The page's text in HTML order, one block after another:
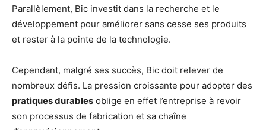
Parallèlement, Bic investit dans la recherche et le
développement pour améliorer sans cesse ses produits
et rester à la pointe de la technologie.
Cependant, malgré ses succès, Bic doit relever de
nombreux défis. La pression croissante pour adopter des
pratiques durables oblige en effet l’entreprise à revoir
son processus de fabrication et sa chaîne